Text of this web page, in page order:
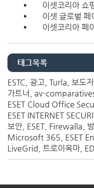
이셋코리아 쇼
이셋 글로벌 페
이셋코리아 페
태그목록
ESTC 광고 Turla 보도
가트너
av-
ESET Cloud Office
ESET INTERNET
보안 ESET Firewalla
Microsoft 365 ESET
LiveGrid 트로이목마